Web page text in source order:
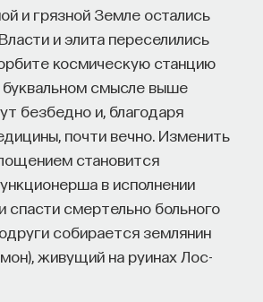
и грязной Земле остались
и элита переселились
космическую станцию
буквальном смысле выше
безбедно и, благодаря
почти вечно. Изменить
становится
в исполнении
смертельно больного
собирается землянин
живущий на руинах Лос-